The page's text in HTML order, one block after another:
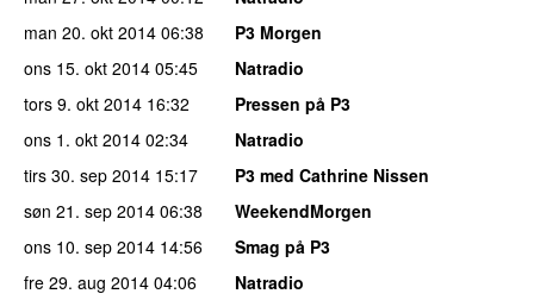
man 20. okt 2014 06:38
P3 Morgen
ons 15. okt 2014 05:45
Natradio
tors 9. okt 2014 16:32
Pressen på P3
ons 1. okt 2014 02:34
Natradio
tirs 30. sep 2014 15:17
P3 med Cathrine Nissen
søn 21. sep 2014 06:38
WeekendMorgen
ons 10. sep 2014 14:56
Smag på P3
fre 29. aug 2014 04:06
Natradio